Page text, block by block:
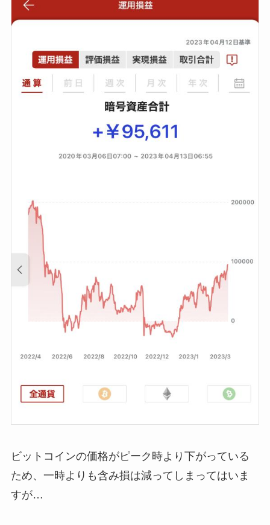
ビットコインの価格がピーク時より下がっている
ため、一時よりも含み損は減ってしまってはいま
すが…